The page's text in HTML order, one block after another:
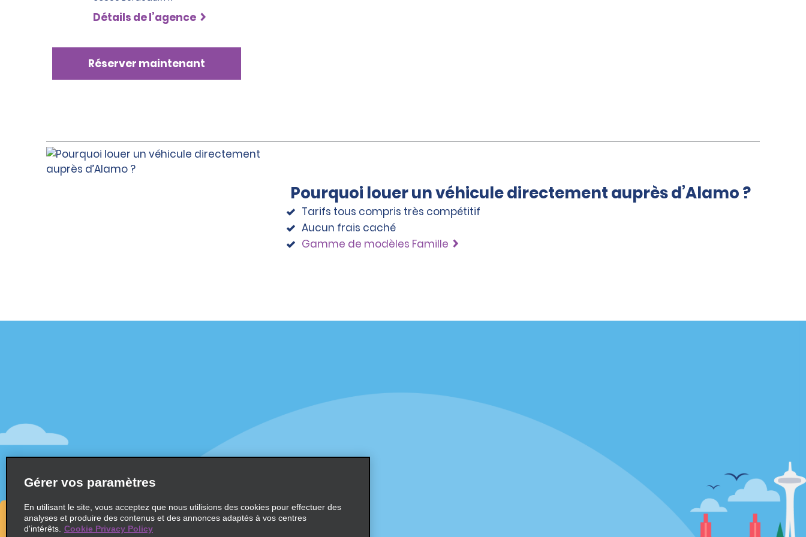
Détails de l’agence
Réserver maintenant
Pourquoi louer un véhicule directement auprès d’Alamo ?
Tarifs tous compris très compétitif
Aucun frais caché
Gamme de modèles Famille
Réservations
Faire une réservation
Enregistrement accéléré
Ne pas passer par le comptoir
Trajets passés / Reçus
Véhicules
internationale
Politique de confidentialité
Politique d’utilisation des cookies
Conditions d’utilisation
Gérer vos paramètres
En utilisant le site, vous acceptez que nous utilisions des cookies pour effectuer des
analyses et produire des contenus et des annonces adaptés à vos centres
d'intérêts. Cookie Privacy Policy